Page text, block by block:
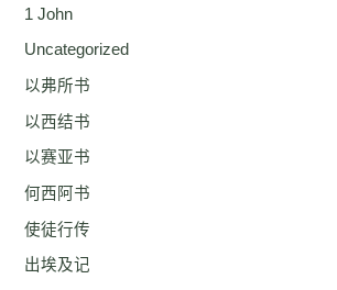
1 John
Uncategorized
以弗所书
以西结书
以赛亚书
何西阿书
使徒行传
出埃及记